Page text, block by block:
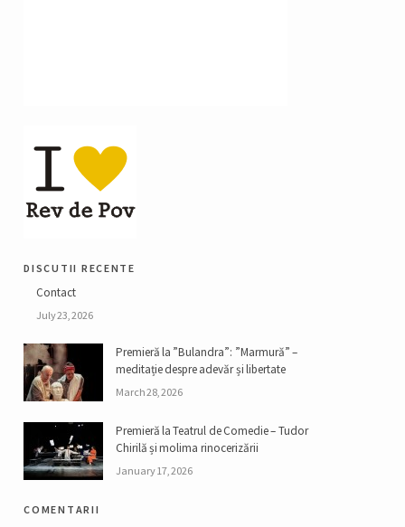
discutii recente
Contact
July 23, 2026
Premieră la ”Bulandra”: ”Marmură” –
meditație despre adevăr și libertate
March 28, 2026
Premieră la Teatrul de Comedie – Tudor
Chirilă și molima rinocerizării
January 17, 2026
comentarii